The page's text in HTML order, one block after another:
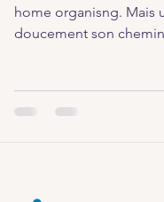
home organisng. Mais
doucement son
douce, humaine et
ce que le Döstädning
culturelles fortes Le